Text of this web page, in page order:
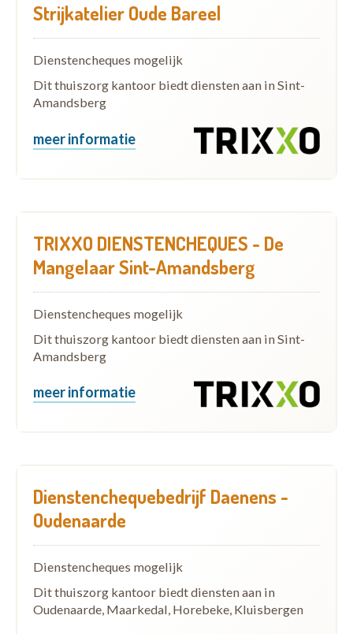
Strijkatelier Oude Bareel
Dienstencheques mogelijk
Dit thuiszorg kantoor biedt diensten aan in Sint-
Amandsberg
meer informatie
TRIXXO DIENSTENCHEQUES - De
Mangelaar Sint-Amandsberg
Dienstencheques mogelijk
Dit thuiszorg kantoor biedt diensten aan in Sint-
Amandsberg
meer informatie
Dienstenchequebedrijf Daenens -
Oudenaarde
Dienstencheques mogelijk
Dit thuiszorg kantoor biedt diensten aan in
Oudenaarde, Maarkedal, Horebeke, Kluisbergen